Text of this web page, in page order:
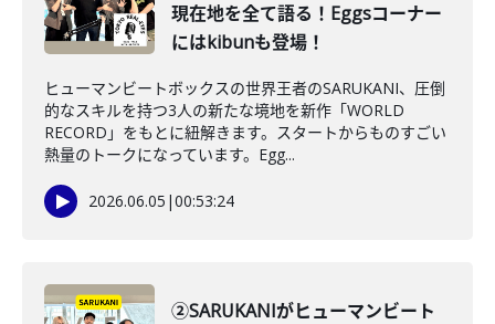
現在地を全て語る！Eggsコーナー
にはkibunも登場！
ヒューマンビートボックスの世界王者のSARUKANI、圧倒
的なスキルを持つ3人の新たな境地を新作「WORLD
RECORD」をもとに紐解きます。スタートからものすごい
熱量のトークになっています。Egg...
2026.06.05 |00:53:24
②SARUKANIがヒューマンビート